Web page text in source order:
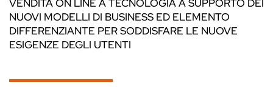
VENDITA ON LINE A TECNOLOGIA A SUPPORTO DEI
NUOVI MODELLI DI BUSINESS ED ELEMENTO
DIFFERENZIANTE PER SODDISFARE LE NUOVE
ESIGENZE DEGLI UTENTI